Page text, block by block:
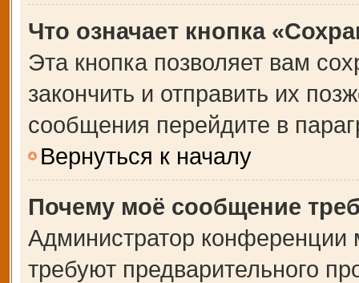
Что означает кнопка
Эта кнопка позволяет вам
закончить и отправить их
сообщения перейдите в
Вернуться к началу
Почему моё сообщение
Администратор
требуют предварительного